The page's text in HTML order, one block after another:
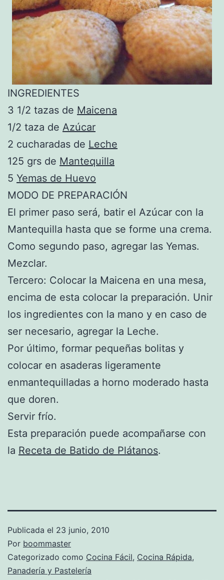
INGREDIENTES
3 1/2 tazas de Maicena
1/2 taza de Azúcar
2 cucharadas de Leche
125 grs de Mantequilla
5 Yemas de Huevo
MODO DE PREPARACIÓN
El primer paso será, batir el Azúcar con la
Mantequilla hasta que se forme una crema.
Como segundo paso, agregar las Yemas.
Mezclar.
Tercero: Colocar la Maicena en una mesa,
encima de esta colocar la preparación. Unir
los ingredientes con la mano y en caso de
ser necesario, agregar la Leche.
Por último, formar pequeñas bolitas y
colocar en asaderas ligeramente
enmantequilladas a horno moderado hasta
que doren.
Servir frío.
Esta preparación puede acompañarse con
la Receta de Batido de Plátanos.
Publicada el 23 junio, 2010
Por boommaster
Categorizado como Cocina Fácil, Cocina Rápida,
Panadería y Pastelería